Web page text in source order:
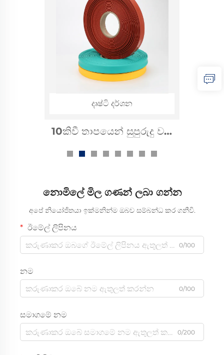
දෘෂ්ටි දර්ශන
10කිවී තාපයෙන් සුපුරුදු වන
නොමිලේ මිල ගණන් ලබා ගන්න
අපේ නියෝජිතයා ඉක්මනින්ම ඔබව සම්බන්ධ කර ගනීවි.
ඊමේල් ලිපිනය
0/100
නම
0/100
සමාගමේ නම
0/200